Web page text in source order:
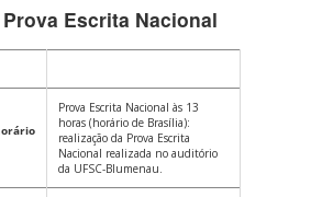
Escrita Nacional
Prova Escrita Nacional às 13
horas (horário de Brasília):
realização da Prova Escrita
Nacional realizada no auditório
da UFSC-Blumenau.